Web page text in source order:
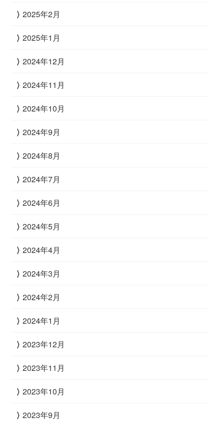
2025年2月
2025年1月
2024年12月
2024年11月
2024年10月
2024年9月
2024年8月
2024年7月
2024年6月
2024年5月
2024年4月
2024年3月
2024年2月
2024年1月
2023年12月
2023年11月
2023年10月
2023年9月